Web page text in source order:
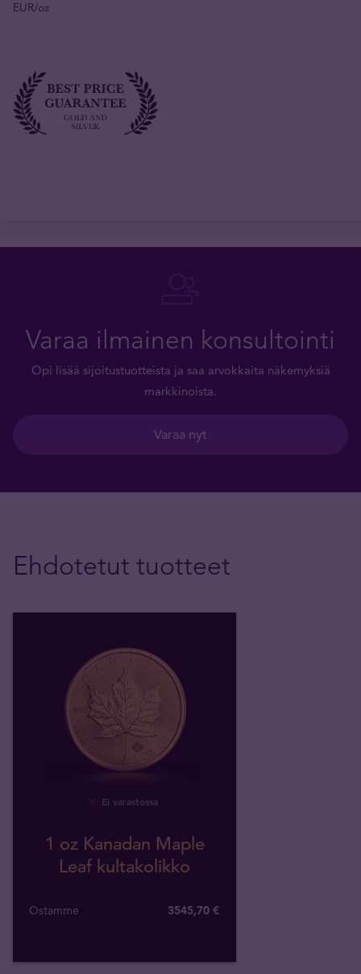
EUR/oz
Varaa ilmainen konsultointi
Opi lisää sijoitustuotteista ja saa arvokkaita näkemyksiä
markkinoista.
Varaa nyt
Ehdotetut tuotteet
Ei varastossa
1 oz Kanadan Maple
Leaf kultakolikko
Ostamme 3545,70 €